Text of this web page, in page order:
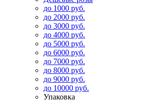
до 1000 руб.
до 2000 руб.
до 3000 руб.
до 4000 руб.
до 5000 руб.
до 6000 руб.
до 7000 руб.
до 8000 руб.
до 9000 руб.
до 10000 руб.
Упаковка